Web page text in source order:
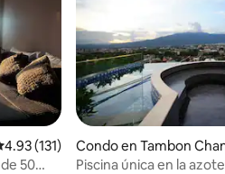
promedio: 4.93 de 5, 131
4.93 (131)
50
Condo en Tambon
lan
Piscina única en la